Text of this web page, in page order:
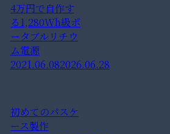
4万円で自作す
る1,280Wh級ポ
ータブルリチウ
ム電源
2021.06.082026.06.28
初めてのパスケ
ース製作